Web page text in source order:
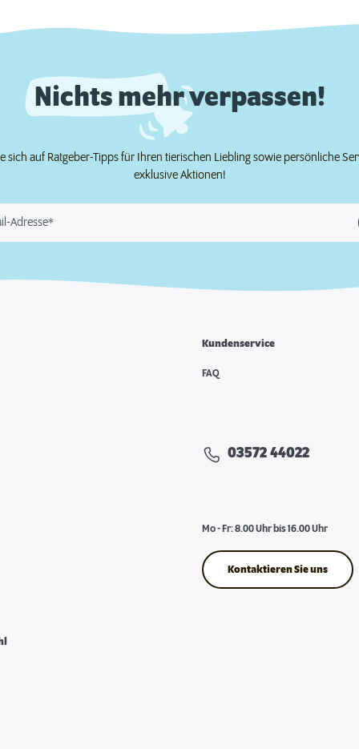
Nichts mehr verpassen!
sich auf Ratgeber-Tipps für Ihren tierischen Liebling sowie persönliche
exklusive Aktionen!
Adresse*
Kundenservice
FAQ
03572 44022
Mo - Fr: 8.00 Uhr bis 16.00 Uhr
Kontaktieren Sie uns